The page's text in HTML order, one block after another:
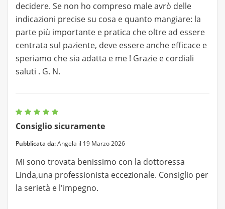
decidere. Se non ho compreso male avrò delle
indicazioni precise su cosa e quanto mangiare: la
parte più importante e pratica che oltre ad essere
centrata sul paziente, deve essere anche efficace e
speriamo che sia adatta e me ! Grazie e cordiali
saluti . G. N.
Consiglio sicuramente
Pubblicata da:Angela il 19 Marzo 2026
Mi sono trovata benissimo con la dottoressa
Linda,una professionista eccezionale. Consiglio per
la serietà e l'impegno.